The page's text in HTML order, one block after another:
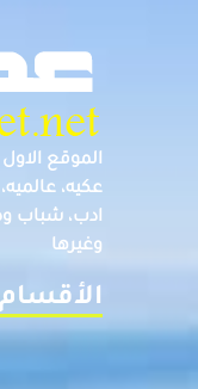
الموقع
عكيه،
ادب، شباب
وغيرها
الأقسام